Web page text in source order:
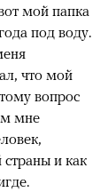
мой папка
под воду.
что мой
вопрос
мне
и как